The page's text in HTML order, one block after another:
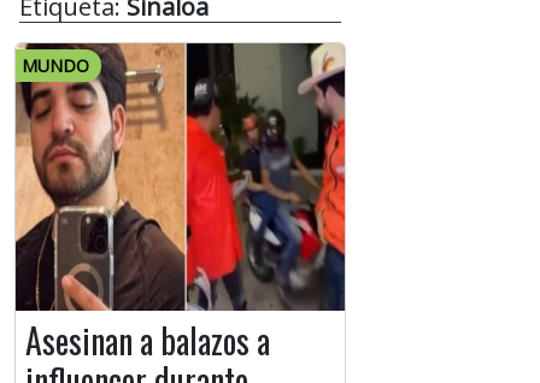
Etiqueta: Sinaloa
MUNDO
Asesinan a balazos a